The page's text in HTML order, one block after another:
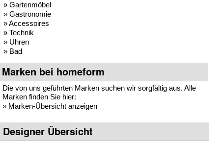
» Gartenmöbel
» Gastronomie
» Accessoires
» Technik
» Uhren
» Bad
Marken bei homeform
Die von uns geführten Marken suchen wir sorgfältig aus. Alle
Marken finden Sie hier:
» Marken-Übersicht anzeigen
Designer Übersicht